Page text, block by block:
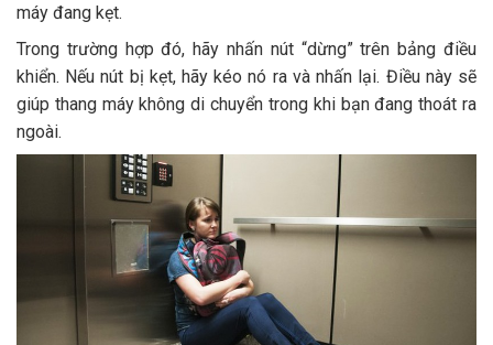
máy đang kẹt.
Trong trường hợp đó, hãy nhấn nút “dừng” trên bảng điều
khiển. Nếu nút bị kẹt, hãy kéo nó ra và nhấn lại. Điều này sẽ
giúp thang máy không di chuyển trong khi bạn đang thoát ra
ngoài.